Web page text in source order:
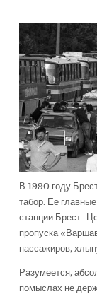
В 1990 году
табор. Ее
станции
пропуска
пассажиров,
Разумеется,
помыслах не